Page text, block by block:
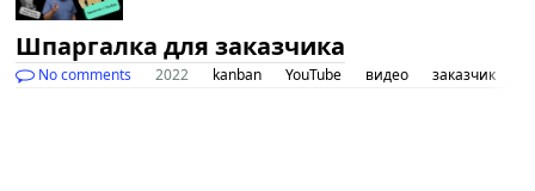
Шпаргалка для заказчика
No comments 2022 kanban YouTube видео заказчик